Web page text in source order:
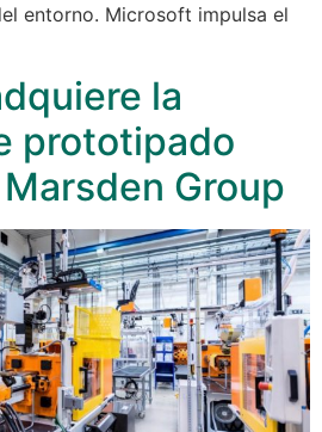
entorno. Microsoft impulsa el
la
prototipado
Group